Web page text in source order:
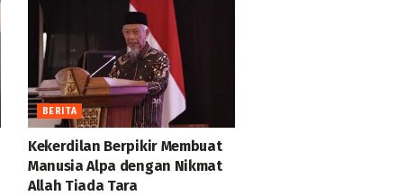
BERITA
Kekerdilan Berpikir Membuat
Manusia Alpa dengan Nikmat
Allah Tiada Tara